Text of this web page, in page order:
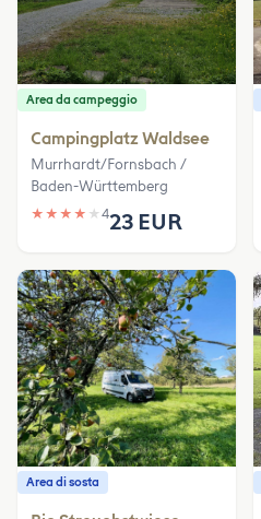
Area da campeggio
Campingplatz Waldsee
Murrhardt/Fornsbach /
Baden-Württemberg
★ ★ ★ ★ ★ 423 EUR
Area di sosta